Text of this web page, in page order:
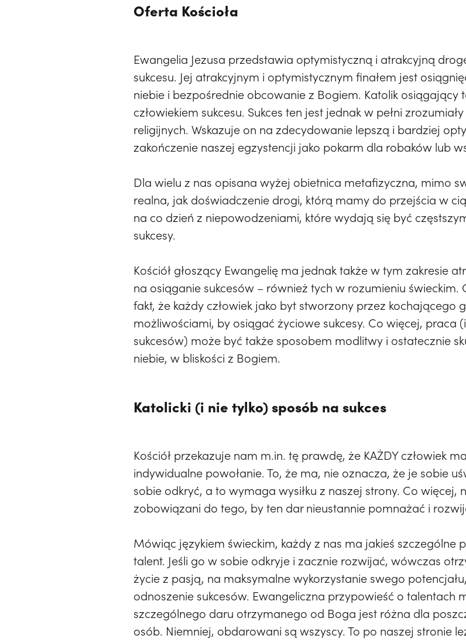
Oferta Kościoła
Ewangelia Jezusa przedstawia optymistyczną i atrakcyjną
sukcesu. Jej atrakcyjnym i optymistycznym finałem jest
niebie i bezpośrednie obcowanie z Bogiem. Katolik osiągający
człowiekiem sukcesu. Sukces ten jest jednak w pełni
religijnych. Wskazuje on na zdecydowanie lepszą i bardziej
zakończenie naszej egzystencji jako pokarm dla robaków lub
Dla wielu z nas opisana wyżej obietnica metafizyczna, mimo
realna, jak doświadczenie drogi, którą mamy do przejścia w
na co dzień z niepowodzeniami, które wydają się być
sukcesy.
Kościół głoszący Ewangelię ma jednak także w tym zakresie
na osiąganie sukcesów – również tych w rozumieniu
fakt, że każdy człowiek jako byt stworzony przez
możliwościami, by osiągać życiowe sukcesy. Co więcej, praca
sukcesów) może być także sposobem modlitwy i ostatecznie
niebie, w bliskości z Bogiem.
Katolicki (i nie tylko) sposób na sukces
Kościół przekazuje nam m.in. tę prawdę, że KAŻDY człowiek
indywidualne powołanie. To, że ma, nie oznacza, że je sobie
sobie odkryć, a to wymaga wysiłku z naszej strony. Co więcej,
zobowiązani do tego, by ten dar nieustannie pomnażać i
Mówiąc językiem świeckim, każdy z nas ma jakieś szczególne
talent. Jeśli go w sobie odkryje i zacznie rozwijać, wówczas
życie z pasją, na maksymalne wykorzystanie swego
odnoszenie sukcesów. Ewangeliczna przypowieść o talentach
szczególnego daru otrzymanego od Boga jest różna dla
osób. Niemniej, obdarowani są wszyscy. To po naszej stronie